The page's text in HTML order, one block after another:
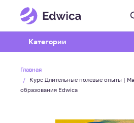
Открыть подменю
Категории
Главная
Курс Длительные полевые опыты |
образования Edwica